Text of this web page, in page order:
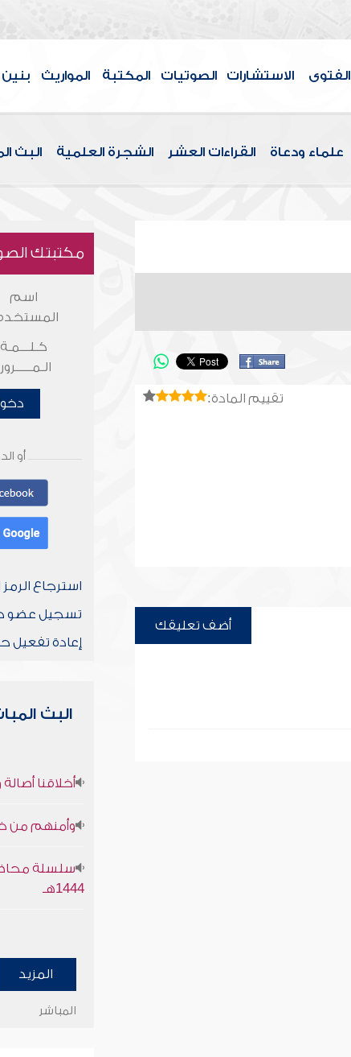
الفتوى الاستشارات الصوتيات المكتبة المواريث
علماء ودعاة القراءات العشر الشجرة العلمية البث
تقييم المادة:
أضف تعليقك
مكتبتك
اسم
كـلـــمـة
أو
استرجاع
تسجيل عضو
إعادة تفعيل
البث
أخلاقنا
وأمنهم من
سلسلة
1444هـ
المزيد
المباشر